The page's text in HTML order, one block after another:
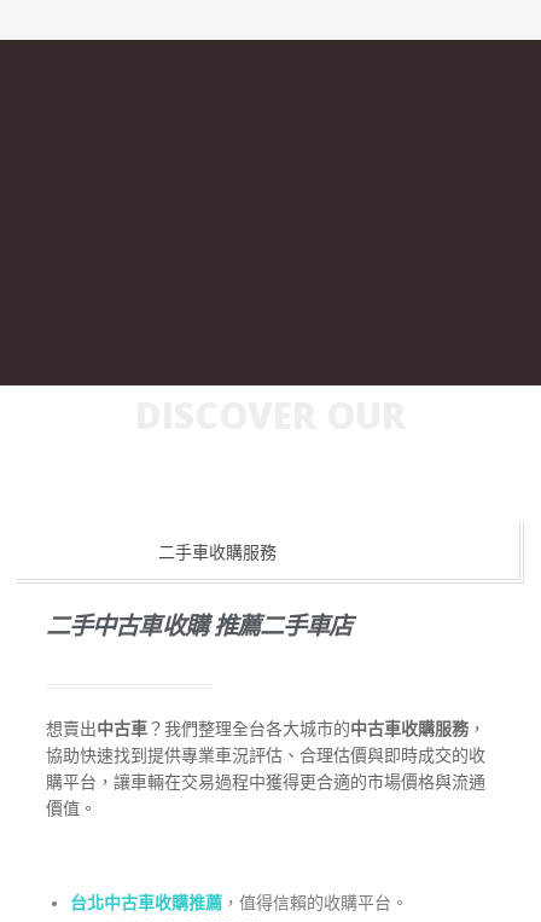
二手中古車收購 推薦二手車店
想賣出中古車？我們整理全台各大城市的中古車收購服務 ，
協助快速找到提供專業車況評估、合理估價與即時成交的收
購平台，讓車輛在交易過程中獲得更合適的市場價格與流通
價值。
台北中古車收購推薦 ，值得信賴的收購平台。